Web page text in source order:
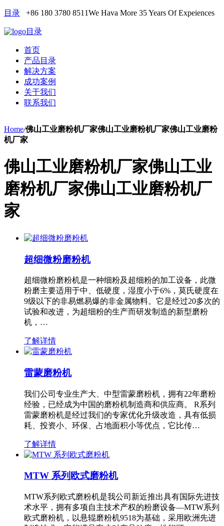
目录 +86 180 3780 8511We Hava More 35 Years Of Expeiences
目录
首页
产品目录
解决方案
成功案例
关于我们
联系我们
Home/佛山工业磨粉机厂家佛山工业磨粉机厂家佛山工业磨粉
机厂家
佛山工业磨粉机厂家佛山工业
磨粉机厂家佛山工业磨粉机厂
家
超细微粉磨粉机
超细微粉磨粉机是一种细粉及超细粉的加工设备，此微
粉磨主要适用于中、低硬度，湿度小于6%，莫氏硬度在
9级以下的非易燃易爆的非金属物料。它是经过20多次的
试验和改进，为超细粉的生产而研发制造的新型磨粉
机，…
了解详情
雷蒙磨粉机
我们公司专业生产大、中型雷蒙磨粉机，拥有22年磨粉
经验，已经成为中国的磨粉机制造商和供应商。 R系列
雷蒙磨粉机是经过我们的专家优化升级改造，具有低损
耗、投资小、环保、占地面积小等优点，它比传…
了解详情
MTW 系列欧式磨粉机
MTW系列欧式磨粉机是我公司新近推出具有国际先进技
术水平，拥有多项自主技术产权的粉磨设备—MTW系列
欧式磨粉机，以悬辊磨粉机9518为基础，采用欧洲先进